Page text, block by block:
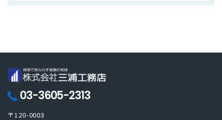
03-3605-2313
〒120-0003